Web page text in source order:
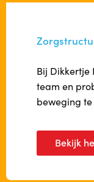
Bij Dikkertje
team en
beweging
Bekijk